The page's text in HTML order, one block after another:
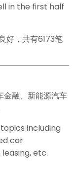
in the first half
好，共有6173笔
金融、新能源汽车
including
car
, etc.